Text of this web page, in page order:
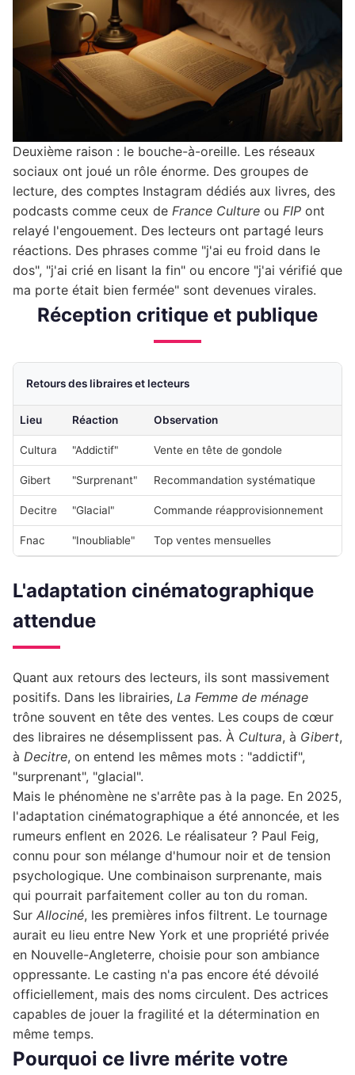
Deuxième raison : le bouche-à-oreille. Les réseaux
sociaux ont joué un rôle énorme. Des groupes de
lecture, des comptes Instagram dédiés aux livres, des
podcasts comme ceux de France Culture ou FIP ont
relayé l'engouement. Des lecteurs ont partagé leurs
réactions. Des phrases comme "j'ai eu froid dans le
dos", "j'ai crié en lisant la fin" ou encore "j'ai vérifié que
ma porte était bien fermée" sont devenues virales.
Réception critique et publique
Retours des libraires et lecteurs
Lieu Réaction Observation
Cultura "Addictif" Vente en tête de gondole
Gibert "Surprenant" Recommandation systématique
Decitre "Glacial" Commande réapprovisionnement
Fnac "Inoubliable" Top ventes mensuelles
L'adaptation cinématographique
attendue
Quant aux retours des lecteurs, ils sont massivement
positifs. Dans les librairies, La Femme de ménage
trône souvent en tête des ventes. Les coups de cœur
des libraires ne désemplissent pas. À Cultura, à Gibert,
à Decitre, on entend les mêmes mots : "addictif",
"surprenant", "glacial".
Mais le phénomène ne s'arrête pas à la page. En 2025,
l'adaptation cinématographique a été annoncée, et les
rumeurs enflent en 2026. Le réalisateur ? Paul Feig,
connu pour son mélange d'humour noir et de tension
psychologique. Une combinaison surprenante, mais
qui pourrait parfaitement coller au ton du roman.
Sur Allociné, les premières infos filtrent. Le tournage
aurait eu lieu entre New York et une propriété privée
en Nouvelle-Angleterre, choisie pour son ambiance
oppressante. Le casting n'a pas encore été dévoilé
officiellement, mais des noms circulent. Des actrices
capables de jouer la fragilité et la détermination en
même temps.
Pourquoi ce livre mérite votre